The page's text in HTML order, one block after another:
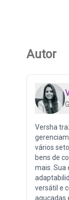
Autor
Versha
vários
bens de
mais. Sua
versátil e
aguçadas